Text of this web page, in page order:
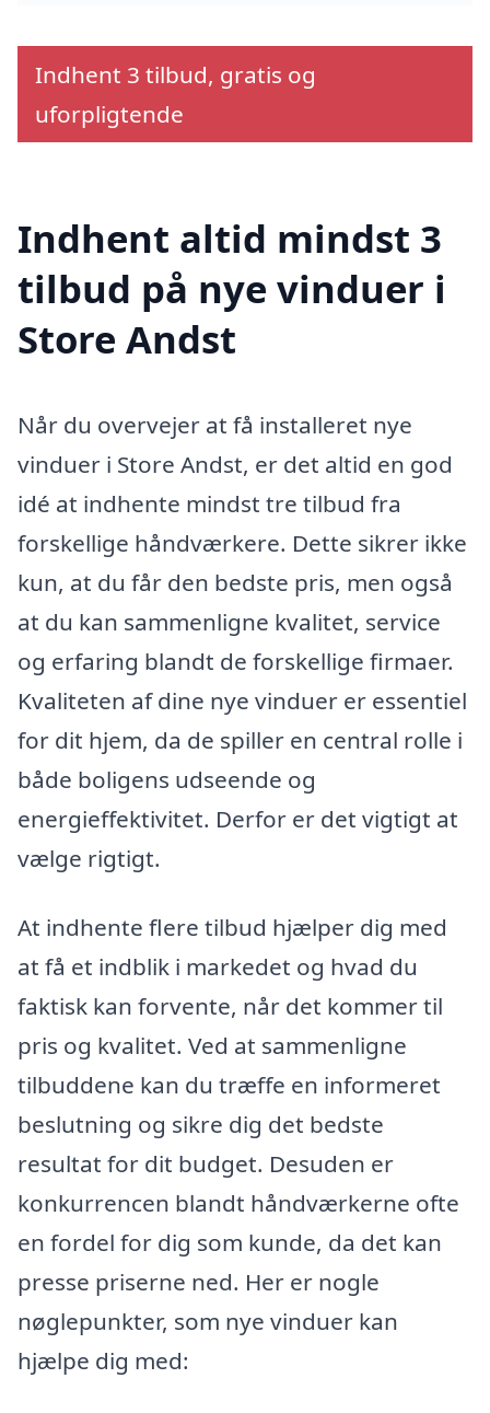
Indhent 3 tilbud, gratis og
uforpligtende
Indhent altid mindst 3
tilbud på nye vinduer i
Store Andst
Når du overvejer at få installeret nye
vinduer i Store Andst, er det altid en god
idé at indhente mindst tre tilbud fra
forskellige håndværkere. Dette sikrer ikke
kun, at du får den bedste pris, men også
at du kan sammenligne kvalitet, service
og erfaring blandt de forskellige firmaer.
Kvaliteten af dine nye vinduer er essentiel
for dit hjem, da de spiller en central rolle i
både boligens udseende og
energieffektivitet. Derfor er det vigtigt at
vælge rigtigt.
At indhente flere tilbud hjælper dig med
at få et indblik i markedet og hvad du
faktisk kan forvente, når det kommer til
pris og kvalitet. Ved at sammenligne
tilbuddene kan du træffe en informeret
beslutning og sikre dig det bedste
resultat for dit budget. Desuden er
konkurrencen blandt håndværkerne ofte
en fordel for dig som kunde, da det kan
presse priserne ned. Her er nogle
nøglepunkter, som nye vinduer kan
hjælpe dig med: